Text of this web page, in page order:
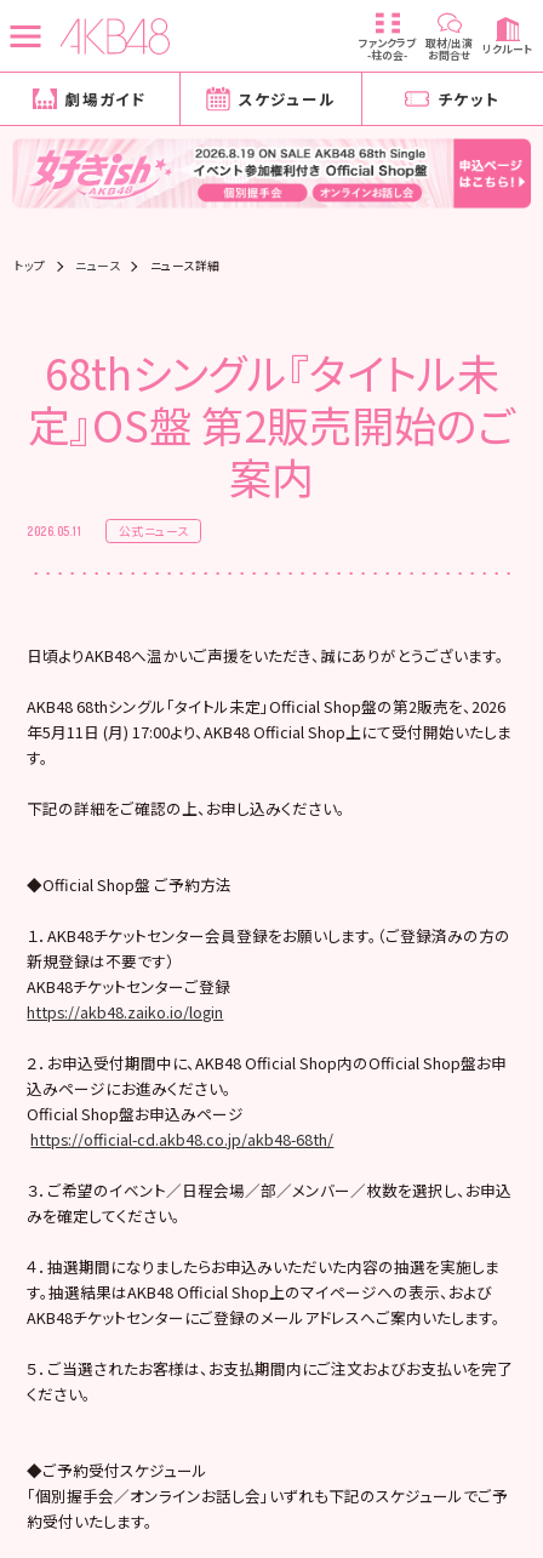
ファンクラブ
-柱の会-
取材/出演
お問合せ リクルート
劇場ガイド スケジュール チケット
トップ ニュース ニュース詳細
68thシングル『タイトル未
定』OS盤 第2販売開始のご
案内
2026.05.11 公式ニュース
日頃よりAKB48へ温かいご声援をいただき、誠にありがとうございます。
AKB48 68thシングル「タイトル未定」Official Shop盤の第2販売を、2026
年5月11日 (月) 17:00より、AKB48 Official Shop上にて受付開始いたしま
す。
下記の詳細をご確認の上、お申し込みください。
◆Official Shop盤 ご予約方法
１．AKB48チケットセンター会員登録をお願いします。（ご登録済みの方の
新規登録は不要です）
AKB48チケットセンターご登録
https://akb48.zaiko.io/login
２．お申込受付期間中に、AKB48 Official Shop内のOfficial Shop盤お申
込みページにお進みください。
Official Shop盤お申込みページ
https://official-cd.akb48.co.jp/akb48-68th/
３．ご希望のイベント／日程会場／部／メンバー／枚数を選択し、お申込
みを確定してください。
４．抽選期間になりましたらお申込みいただいた内容の抽選を実施しま
す。抽選結果はAKB48 Official Shop上のマイページへの表示、および
AKB48チケットセンターにご登録のメールアドレスへご案内いたします。
５．ご当選されたお客様は、お支払期間内にご注文およびお支払いを完了
ください。
◆ご予約受付スケジュール
「個別握手会／オンラインお話し会」いずれも下記のスケジュールでご予
約受付いたします。